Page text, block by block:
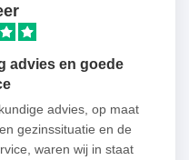
advies en goede
advies, op maat
gezinssituatie en de
waren wij in staat